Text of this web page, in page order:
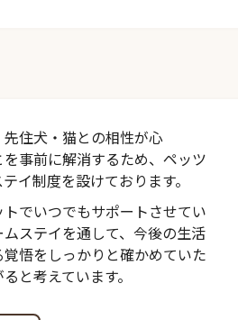
住犬・猫との相性が心
事前に解消するため、ペッツ
イ制度を設けております。
でいつでもサポートさせてい
ステイを通して、今後の生活
悟をしっかりと確かめていた
と考えています。